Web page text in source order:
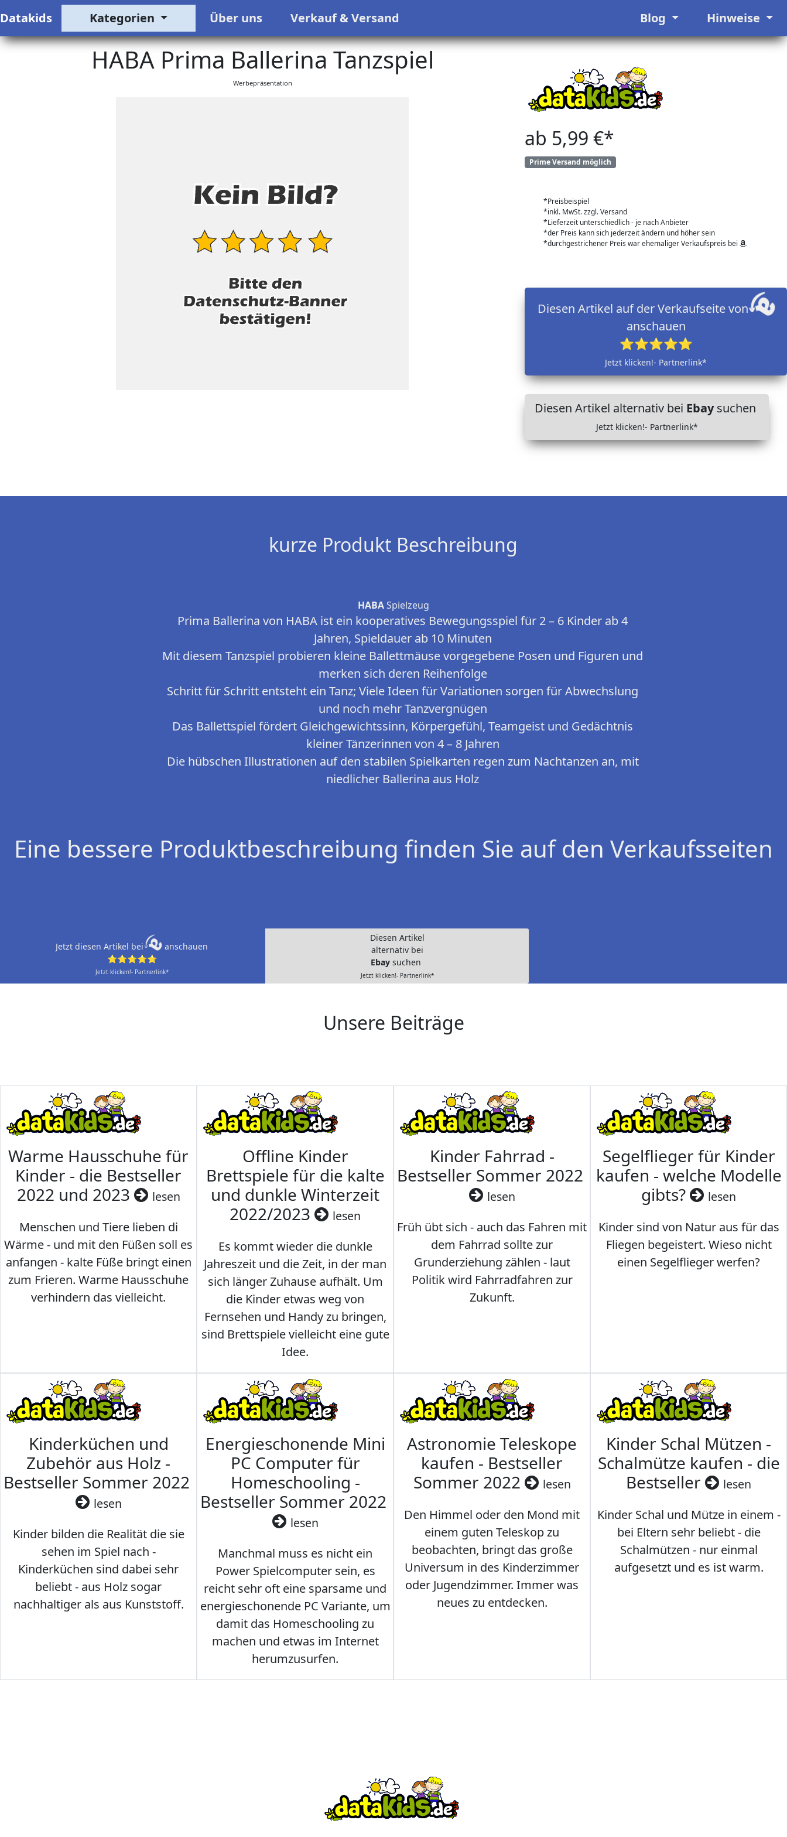
Datakids Kategorien Über uns Verkauf & Versand Blog Hinweise
HABA Prima Ballerina Tanzspiel
Werbepräsentation
ab 5,99 €*
Prime Versand möglich
*Preisbeispiel
*inkl. MwSt. zzgl. Versand
*Lieferzeit unterschiedlich - je nach Anbieter
*der Preis kann sich jederzeit ändern und höher sein
*durchgestrichener Preis war ehemaliger Verkaufspreis bei
Diesen Artikel auf der Verkaufseite von
anschauen
⭐⭐⭐⭐⭐
Jetzt klicken!- Partnerlink*
Diesen Artikel alternativ bei Ebaysuchen
Jetzt klicken!- Partnerlink*
kurze Produkt Beschreibung
HABASpielzeug
Prima Ballerina von HABA ist ein kooperatives Bewegungsspiel für 2 – 6 Kinder ab 4
Jahren, Spieldauer ab 10 Minuten
Mit diesem Tanzspiel probieren kleine Ballettmäuse vorgegebene Posen und Figuren und
merken sich deren Reihenfolge
Schritt für Schritt entsteht ein Tanz; Viele Ideen für Variationen sorgen für Abwechslung
und noch mehr Tanzvergnügen
Das Ballettspiel fördert Gleichgewichtssinn, Körpergefühl, Teamgeist und Gedächtnis
kleiner Tänzerinnen von 4 – 8 Jahren
Die hübschen Illustrationen auf den stabilen Spielkarten regen zum Nachtanzen an, mit
niedlicher Ballerina aus Holz
Eine bessere Produktbeschreibung finden Sie auf den Verkaufsseiten
Jetzt diesen Artikel bei
anschauen
⭐⭐⭐⭐⭐
Jetzt klicken!- Partnerlink*
Diesen Artikel
alternativ bei
Ebay suchen
Jetzt klicken!- Partnerlink*
Unsere Beiträge
Warme Hausschuhe für
Kinder - die Bestseller
2022 und 2023
lesen
Menschen und Tiere lieben di
Wärme - und mit den Füßen soll es
anfangen - kalte Füße bringt einen
zum Frieren. Warme Hausschuhe
verhindern das vielleicht.
Offline Kinder
Brettspiele für die kalte
und dunkle Winterzeit
2022/2023
lesen
Es kommt wieder die dunkle
Jahreszeit und die Zeit, in der man
sich länger Zuhause aufhält. Um
die Kinder etwas weg von
Fernsehen und Handy zu bringen,
sind Brettspiele vielleicht eine gute
Idee.
Kinder Fahrrad -
Bestseller Sommer 2022
lesen
Früh übt sich - auch das Fahren mit
dem Fahrrad sollte zur
Grunderziehung zählen - laut
Politik wird Fahrradfahren zur
Zukunft.
Segelflieger für Kinder
kaufen - welche Modelle
gibts?
lesen
Kinder sind von Natur aus für das
Fliegen begeistert. Wieso nicht
einen Segelflieger werfen?
Kinderküchen und
Zubehör aus Holz -
Bestseller Sommer 2022
lesen
Kinder bilden die Realität die sie
sehen im Spiel nach -
Kinderküchen sind dabei sehr
beliebt - aus Holz sogar
nachhaltiger als aus Kunststoff.
Energieschonende Mini
PC Computer für
Homeschooling -
Bestseller Sommer 2022
lesen
Manchmal muss es nicht ein
Power Spielcomputer sein, es
reicht sehr oft eine sparsame und
energieschonende PC Variante, um
damit das Homeschooling zu
machen und etwas im Internet
herumzusurfen.
Astronomie Teleskope
kaufen - Bestseller
Sommer 2022
lesen
Den Himmel oder den Mond mit
einem guten Teleskop zu
beobachten, bringt das große
Universum in des Kinderzimmer
oder Jugendzimmer. Immer was
neues zu entdecken.
Kinder Schal Mützen -
Schalmütze kaufen - die
Bestseller
lesen
Kinder Schal und Mütze in einem -
bei Eltern sehr beliebt - die
Schalmützen - nur einmal
aufgesetzt und es ist warm.